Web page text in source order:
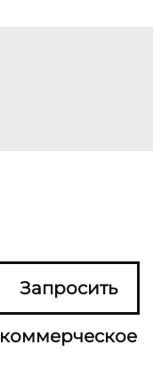
Запросить
коммерческое